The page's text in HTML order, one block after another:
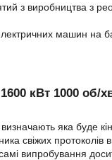
з виробництва з
машин на
кВт 1000 об/
визначають яка
свіжих
випробування